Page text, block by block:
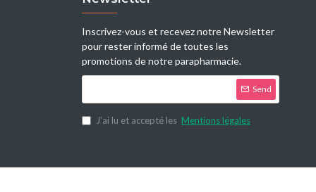
Inscrivez-vous et recevez notre Newsletter
pour rester informé de toutes les
promotions de notre parapharmacie.
Send
J’ai lu et accepté les Mentions légales